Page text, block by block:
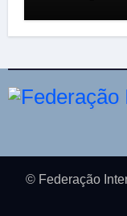
© Federação